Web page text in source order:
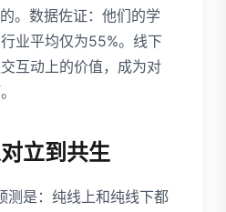
。数据佐证：他们的学
业平均仅为55%。线下
互动上的价值，成为对
立到共生
测是：纯线上和纯线下都